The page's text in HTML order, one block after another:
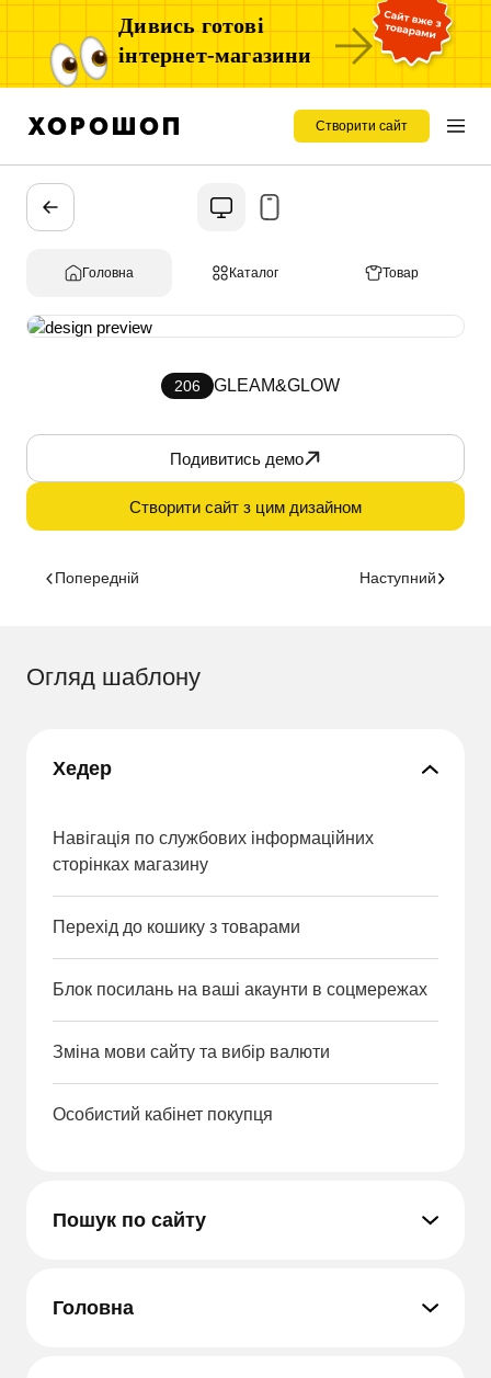
Дивись готові
інтернет-магазини
Створити сайт
Головна Каталог Товар
206 GLEAM&GLOW
Подивитись демо
Створити сайт з цим дизайном
Попередній Наступний
Огляд шаблону
Хедер
Навігація по службових інформаційних
сторінках магазину
Перехід до кошику з товарами
Блок посилань на ваші акаунти в соцмережах
Зміна мови сайту та вибір валюти
Особистий кабінет покупця
Пошук по сайту
Головна